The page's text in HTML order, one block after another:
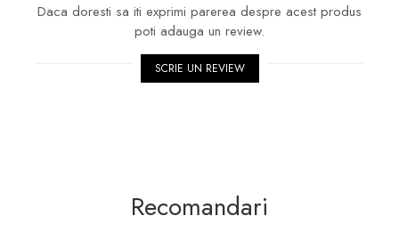
Daca doresti sa iti exprimi parerea despre acest produs
poti adauga un review.
SCRIE UN REVIEW
Recomandari